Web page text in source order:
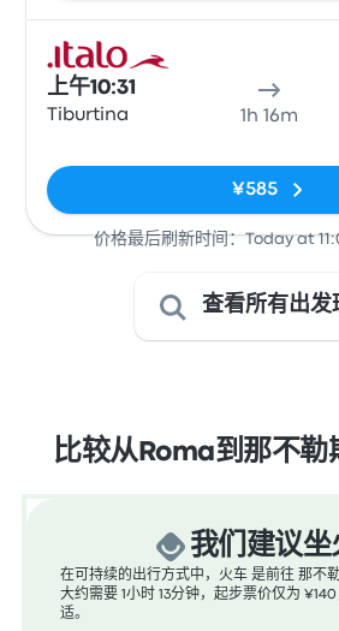
上午10:31
Tiburtina 1h 16m
¥585
价格最后刷新时间：Today at
查看所有出发
比较从Roma到那不勒
我们建议坐
在可持续的出行方式中，火车 是前往 那不
大约需要 1小时 13分钟，起步票价仅为
适。